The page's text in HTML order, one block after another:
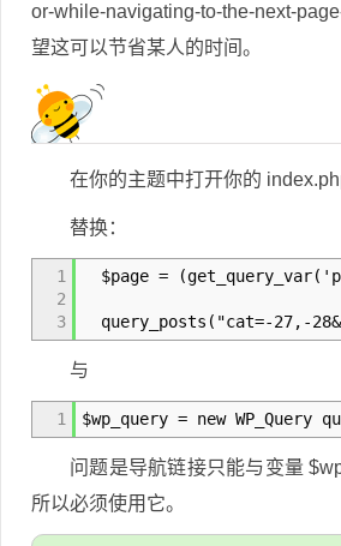
or-while-navigating-to-the-next-
望这可以节省某人的时间。
在你的主题中打开你的
替换：
1
2
3
$page =
query_posts("cat=-27,-
与
1 $wp_query = new WP_Query
问题是导航链接只能与变量
所以必须使用它。